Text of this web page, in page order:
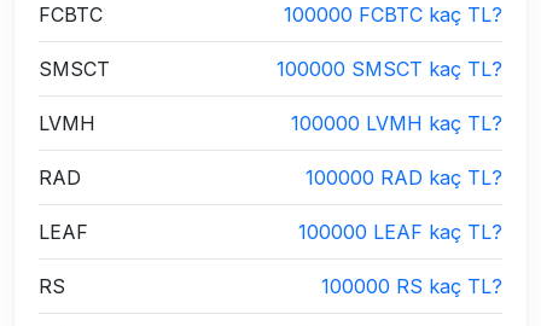
FCBTC 100000 FCBTC kaç TL?
SMSCT 100000 SMSCT kaç TL?
LVMH 100000 LVMH kaç TL?
RAD 100000 RAD kaç TL?
LEAF 100000 LEAF kaç TL?
RS 100000 RS kaç TL?